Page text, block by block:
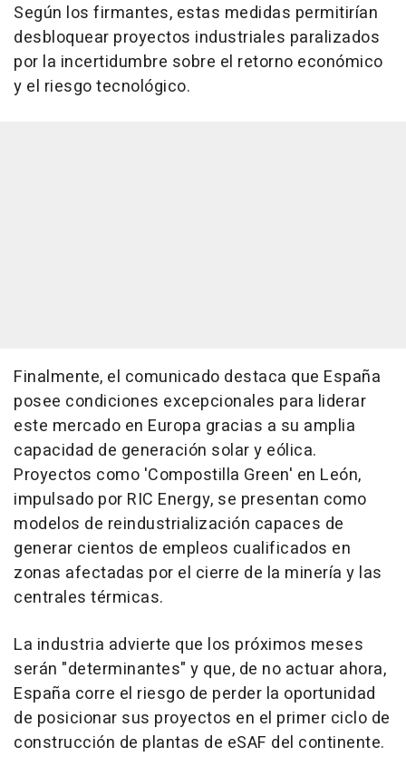
Según los firmantes, estas medidas permitirían
desbloquear proyectos industriales paralizados
por la incertidumbre sobre el retorno económico
y el riesgo tecnológico.
Finalmente, el comunicado destaca que España
posee condiciones excepcionales para liderar
este mercado en Europa gracias a su amplia
capacidad de generación solar y eólica.
Proyectos como 'Compostilla Green' en León,
impulsado por RIC Energy, se presentan como
modelos de reindustrialización capaces de
generar cientos de empleos cualificados en
zonas afectadas por el cierre de la minería y las
centrales térmicas.
La industria advierte que los próximos meses
serán "determinantes" y que, de no actuar ahora,
España corre el riesgo de perder la oportunidad
de posicionar sus proyectos en el primer ciclo de
construcción de plantas de eSAF del continente.